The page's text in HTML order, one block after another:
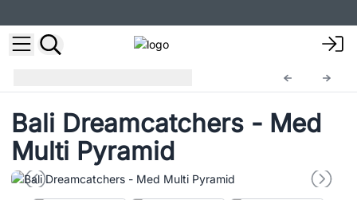
Bali Dreamcatchers - Med
Multi Pyramid